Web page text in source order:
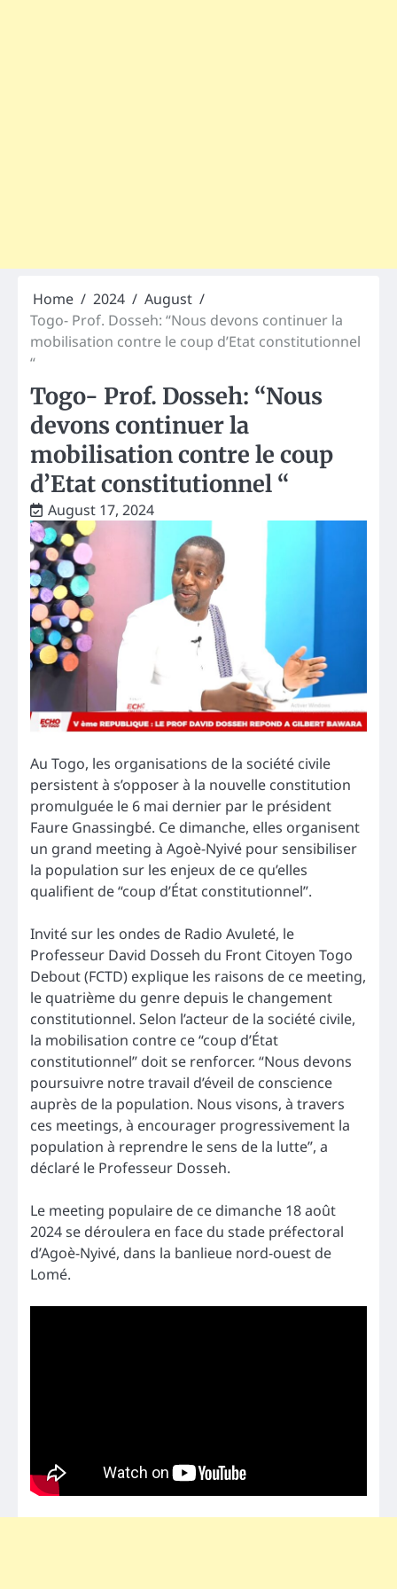
Home 2024
August
Togo- Prof. Dosseh: “Nous devons continuer la
mobilisation contre le coup d’Etat constitutionnel
“
Togo- Prof. Dosseh: “Nous
devons continuer la
mobilisation contre le coup
d’Etat constitutionnel “
August 17, 2024
Au Togo, les organisations de la société civile
persistent à s’opposer à la nouvelle constitution
promulguée le 6 mai dernier par le président
Faure Gnassingbé. Ce dimanche, elles organisent
un grand meeting à Agoè-Nyivé pour sensibiliser
la population sur les enjeux de ce qu’elles
qualifient de “coup d’État constitutionnel”.
Invité sur les ondes de Radio Avuleté, le
Professeur David Dosseh du Front Citoyen Togo
Debout (FCTD) explique les raisons de ce meeting,
le quatrième du genre depuis le changement
constitutionnel. Selon l’acteur de la société civile,
la mobilisation contre ce “coup d’État
constitutionnel” doit se renforcer. “Nous devons
poursuivre notre travail d’éveil de conscience
auprès de la population. Nous visons, à travers
ces meetings, à encourager progressivement la
population à reprendre le sens de la lutte”, a
déclaré le Professeur Dosseh.
Le meeting populaire de ce dimanche 18 août
2024 se déroulera en face du stade préfectoral
d’Agoè-Nyivé, dans la banlieue nord-ouest de
Lomé.